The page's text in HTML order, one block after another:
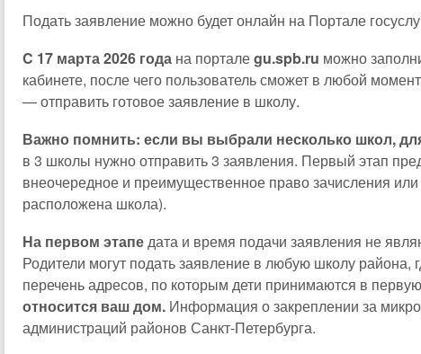
Подать заявление можно будет онлайн на Портале
C 17 марта 2026 годана порталеgu.spb.ru можно
кабинете, после чего пользователь сможет в любой
— отправить готовое заявление в школу.
Важно помнить: если вы выбрали несколько школ,
в 3 школы нужно отправить 3 заявления. Первый этап
внеочередное и преимущественное право зачисления
расположена школа).
На первом этапедата и время подачи заявления не
Родители могут подать заявление в любую школу
перечень адресов, по которым дети принимаются в
относится ваш дом. Информация о закреплении за
администраций районов Санкт-Петербурга.